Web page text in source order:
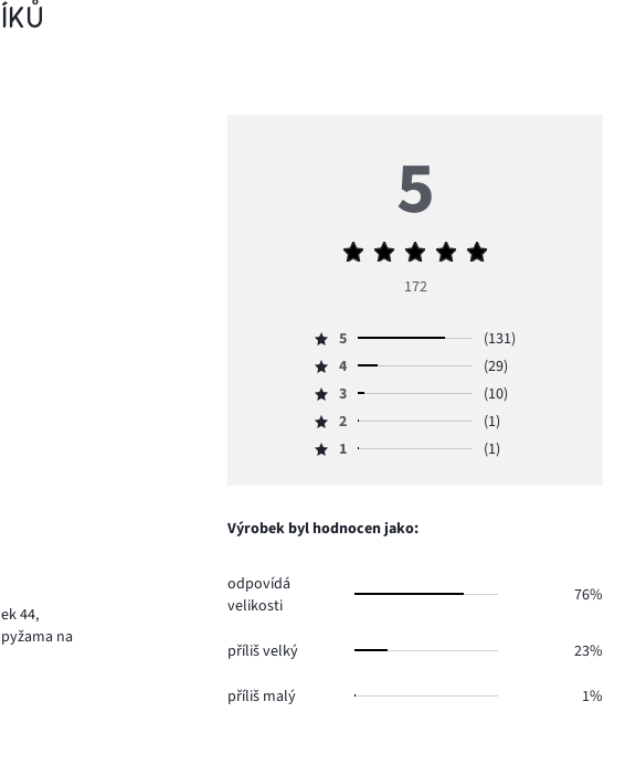
44,
na
5
Průměrné
5
172
Hodnocení
5,
počet
hlasů
5
(131)
Hodnocení
4,
počet
hlasů
4
(29)
Hodnocení
3,
počet
3
(10)
Hodnocení
2,
1.
2
(1)
Hodnocení
hlasů
1 (1)
Výrobek byl hodnocen jako:
odpovídá
velikosti
76%
příliš velký 23%
příliš malý 1%